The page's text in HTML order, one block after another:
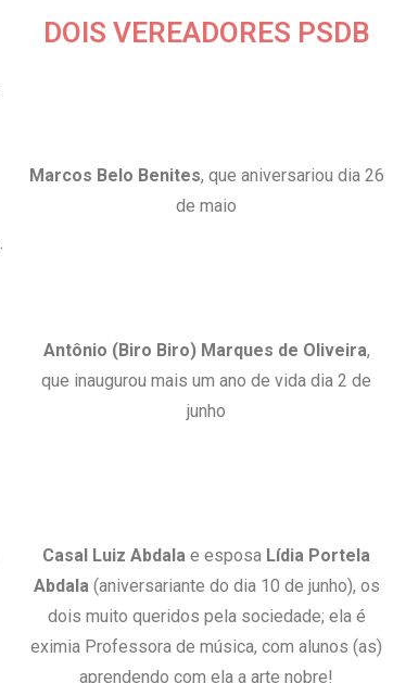
DOIS VEREADORES PSDB
Marcos Belo Benites, que aniversariou dia 26
de maio
Antônio (Biro Biro) Marques de Oliveira,
que inaugurou mais um ano de vida dia 2 de
junho
Casal Luiz Abdala e esposa Lídia Portela
Abdala (aniversariante do dia 10 de junho), os
dois muito queridos pela sociedade; ela é
eximia Professora de música, com alunos (as)
aprendendo com ela a arte nobre!